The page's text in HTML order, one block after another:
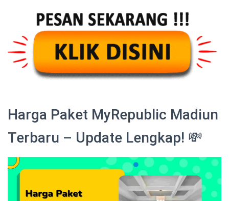
Harga Paket MyRepublic Madiun
Terbaru – Update Lengkap! 💸